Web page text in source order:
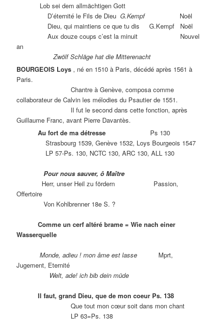
Lob sei dem allmächtigen Gott
D’éternité le Fils de DieuG.Kempf
Noël
Dieu, qui maintiens ce que tu dis G.Kempf Noël
Aux douze coups c’est la minuit Nouvel
an
Zwölf Schläge hat die Mitterenacht
BOURGEOIS Loys , né en 1510 à Paris, décédé après 1561 à
Paris.
Chantre à Genève, composa comme
collaborateur de Calvin les mélodies du Psautier de 1551.
Il fut le second dans cette fonction, après
Guillaume Franc, avant Pierre Davantès.
Au fort de ma détresse Ps 130
Strasbourg 1539, Genève 1532, Loys Bourgeois 1547
LP 57-Ps. 130, NCTC 130, ARC 130, ALL 130
Pour nous sauver, ô Maître
Herr, unser Heil zu fördern Passion,
Offertoire
Von Kohlbrenner 18e S. ?
Comme un cerf altéré brame = Wie nach einer
Wasserquelle
Monde, adieu ! mon âme est lasse Mprt,
Jugement, Eternité
Welt, ade! ich bib dein müde
Il faut, grand Dieu, que de mon coeur Ps. 138
Que tout mon cœur soit dans mon chant
LP 63=Ps. 138